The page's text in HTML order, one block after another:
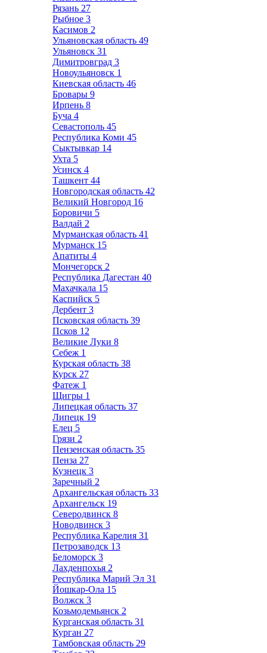
Рязань 27
Рыбное 3
Касимов 2
Ульяновская область 49
Ульяновск 31
Димитровград 3
Новоульяновск 1
Киевская область 46
Бровары 9
Ирпень 8
Буча 4
Севастополь 45
Республика Коми 45
Сыктывкар 14
Ухта 5
Усинск 4
Ташкент 44
Новгородская область 42
Великий Новгород 16
Боровичи 5
Валдай 2
Мурманская область 41
Мурманск 15
Апатиты 4
Мончегорск 2
Республика Дагестан 40
Махачкала 15
Каспийск 5
Дербент 3
Псковская область 39
Псков 12
Великие Луки 8
Себеж 1
Курская область 38
Курск 27
Фатеж 1
Щигры 1
Липецкая область 37
Липецк 19
Елец 5
Грязи 2
Пензенская область 35
Пенза 27
Кузнецк 3
Заречный 2
Архангельская область 33
Архангельск 19
Северодвинск 8
Новодвинск 3
Республика Карелия 31
Петрозаводск 13
Беломорск 3
Лахденпохья 2
Республика Марий Эл 31
Йошкар-Ола 15
Волжск 3
Козьмодемьянск 2
Курганская область 31
Курган 27
Тамбовская область 29